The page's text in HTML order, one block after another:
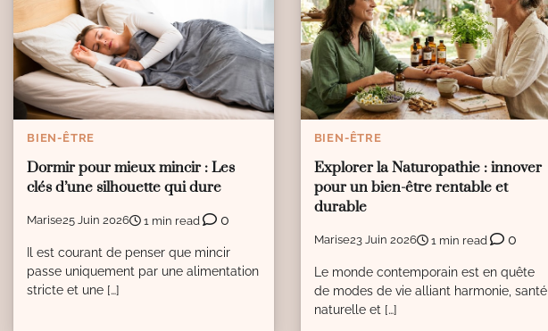
BIEN-ÊTRE
Dormir pour mieux mincir : Les
clés d’une silhouette qui dure
Marise25 Juin 2026 1 min read 0
Il est courant de penser que mincir
passe uniquement par une alimentation
stricte et une […]
BIEN-ÊTRE
Explorer la Naturopathie : innover
pour un bien-être rentable et
durable
Marise23 Juin 2026 1 min read 0
Le monde contemporain est en quête
de modes de vie alliant harmonie, santé
naturelle et […]